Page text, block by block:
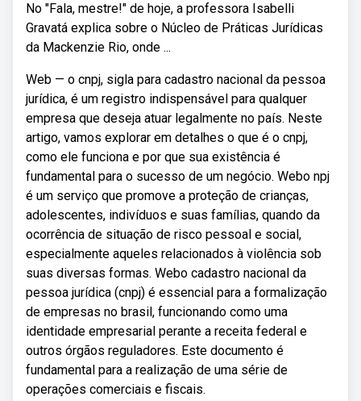
No "Fala, mestre!" de hoje, a professora Isabelli
Gravatá explica sobre o Núcleo de Práticas Jurídicas
da Mackenzie Rio, onde ...
Web — o cnpj, sigla para cadastro nacional da pessoa
jurídica, é um registro indispensável para qualquer
empresa que deseja atuar legalmente no país. Neste
artigo, vamos explorar em detalhes o que é o cnpj,
como ele funciona e por que sua existência é
fundamental para o sucesso de um negócio. Webo npj
é um serviço que promove a proteção de crianças,
adolescentes, indivíduos e suas famílias, quando da
ocorrência de situação de risco pessoal e social,
especialmente aqueles relacionados à violência sob
suas diversas formas. Webo cadastro nacional da
pessoa jurídica (cnpj) é essencial para a formalização
de empresas no brasil, funcionando como uma
identidade empresarial perante a receita federal e
outros órgãos reguladores. Este documento é
fundamental para a realização de uma série de
operações comerciais e fiscais.